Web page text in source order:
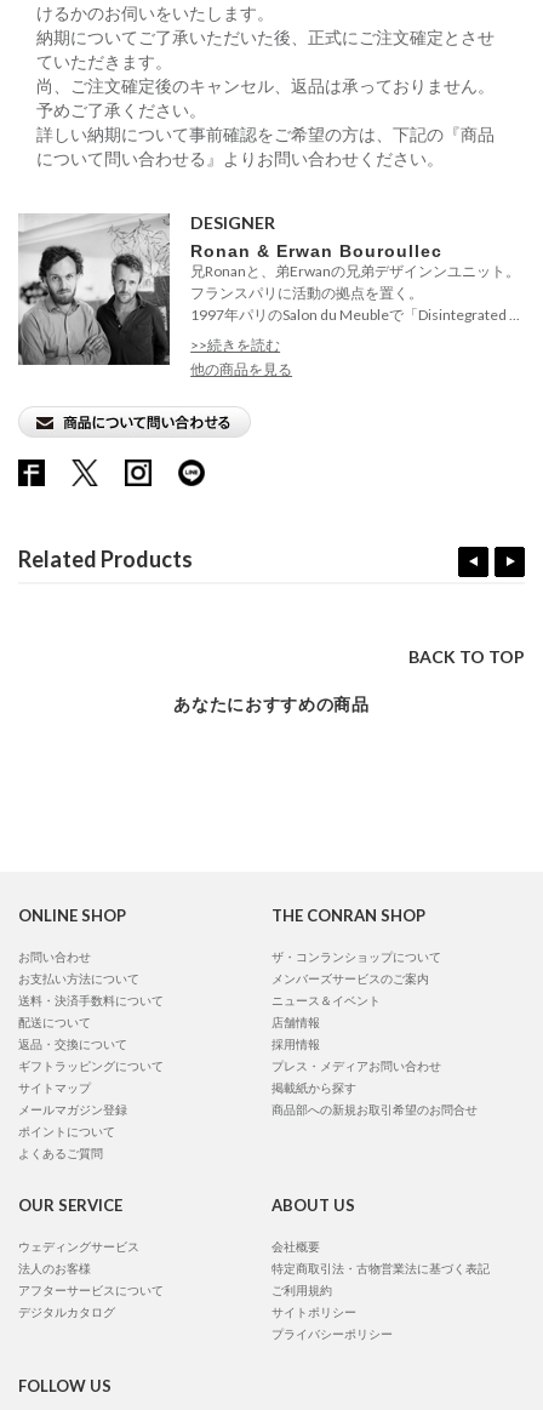
けるかのお伺いをいたします。
納期についてご了承いただいた後、正式にご注文確定とさせ
ていただきます。
尚、ご注文確定後のキャンセル、返品は承っておりません。
予めご了承ください。
詳しい納期について事前確認をご希望の方は、下記の『商品
について問い合わせる』よりお問い合わせください。
DESIGNER
Ronan & Erwan Bouroullec
兄Ronanと、弟Erwanの兄弟デザインンユニット。
フランスパリに活動の拠点を置く。
1997年パリのSalon du Meubleで「Disintegrated ...
>>続きを読む
他の商品を見る
Related Products
BACK TO TOP
あなたにおすすめの商品
ONLINE SHOP
お問い合わせ
お支払い方法について
送料・決済手数料について
配送について
返品・交換について
ギフトラッピングについて
サイトマップ
メールマガジン登録
ポイントについて
よくあるご質問
THE CONRAN SHOP
ザ・コンランショップについて
メンバーズサービスのご案内
ニュース＆イベント
店舗情報
採用情報
プレス・メディアお問い合わせ
掲載紙から探す
商品部への新規お取引希望のお問合せ
OUR SERVICE
ウェディングサービス
法人のお客様
アフターサービスについて
デジタルカタログ
ABOUT US
会社概要
特定商取引法・古物営業法に基づく表記
ご利用規約
サイトポリシー
プライバシーポリシー
FOLLOW US